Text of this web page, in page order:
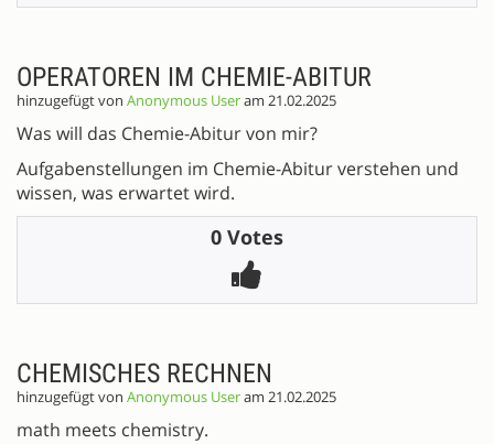
OPERATOREN IM CHEMIE-ABITUR
hinzugefügt von Anonymous Useram 21.02.2025
Was will das Chemie-Abitur von mir?
Aufgabenstellungen im Chemie-Abitur verstehen und
wissen, was erwartet wird.
0 Votes
CHEMISCHES RECHNEN
hinzugefügt von Anonymous Useram 21.02.2025
math meets chemistry.